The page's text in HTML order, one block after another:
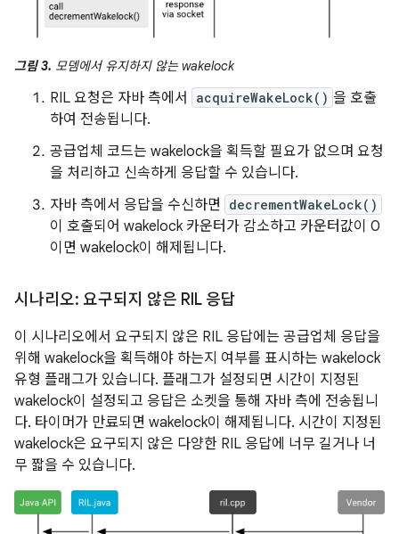
그림 3. 모뎀에서 유지하지 않는 wakelock
RIL 요청은 자바 측에서 acquireWakeLock() 을 호출
하여 전송됩니다.
공급업체 코드는 wakelock을 획득할 필요가 없으며 요청
을 처리하고 신속하게 응답할 수 있습니다.
자바 측에서 응답을 수신하면
decrementWakeLock()
이 호출되어 wakelock 카운터가 감소하고 카운터값이 0
이면 wakelock이 해제됩니다.
시나리오: 요구되지 않은 RIL 응답
이 시나리오에서 요구되지 않은 RIL 응답에는 공급업체 응답을
위해 wakelock을 획득해야 하는지 여부를 표시하는 wakelock
유형 플래그가 있습니다. 플래그가 설정되면 시간이 지정된
wakelock이 설정되고 응답은 소켓을 통해 자바 측에 전송됩니
다. 타이머가 만료되면 wakelock이 해제됩니다. 시간이 지정된
wakelock은 요구되지 않은 다양한 RIL 응답에 너무 길거나 너
무 짧을 수 있습니다.